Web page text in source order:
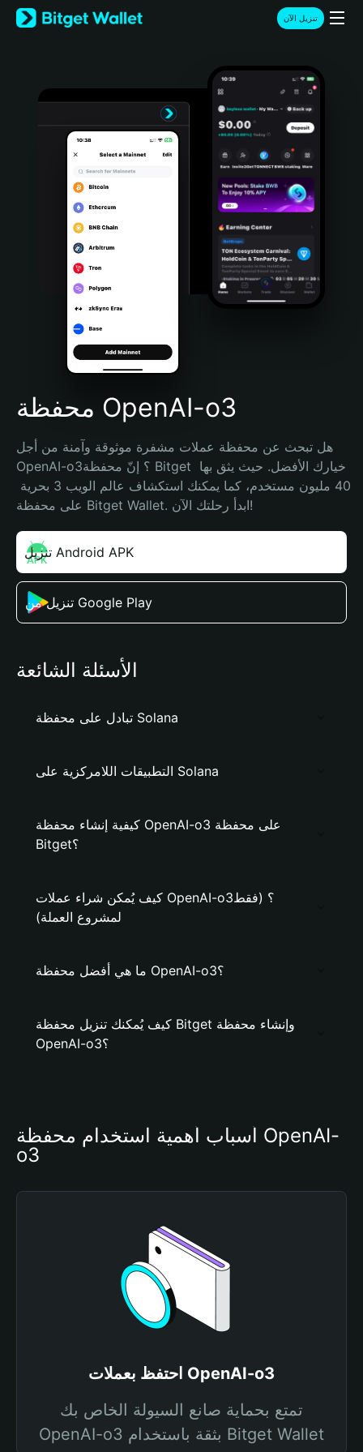
English
日本語
Türkçe
Português (Portugal)
Bahasa Indonesia
Português (Brasil)
Español (Argentina)
تنزيل الآن
محفظة OpenAI-o3
هل تبحث عن محفظة عملات مشفرة موثوقة وآمنة من أجل
OpenAI-o3؟ إنّ محفظة Bitget خيارك الأفضل. حيث يثق بها
على محفظة Bitget Wallet. ابدأ رحلتك الآن!
تنزيل Android APK
تنزيل من Google Play
الأسئلة الشائعة
تبادل على محفظة Solana
التطبيقات اللامركزية على Solana
كيفية إنشاء محفظة OpenAI-o3 على محفظة
Bitget؟
كيف يُمكن شراء عملات OpenAI-o3؟ (فقط
لمشروع العملة)
ما هي أفضل محفظة OpenAI-o3؟
كيف يُمكنك تنزيل محفظة Bitget وإنشاء محفظة
OpenAI-o3؟
أسباب أهمية استخدام محفظة OpenAI-
o3
احتفظ بعملات OpenAI-o3
تمتع بحماية صانع السيولة الخاص بك
OpenAI-o3 بثقة باستخدام Bitget Wallet